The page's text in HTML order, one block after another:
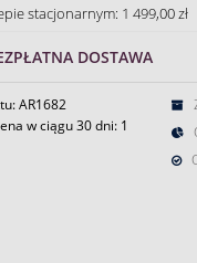
stacjonarnym: 1 499,00 zł
DOSTAWA
AR1682
w ciągu 30 dni: 1